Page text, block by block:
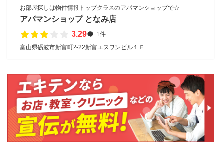
お部屋探しは物件情報トップクラスのアパマンショップで☆
アパマンショップ となみ店
3.29
1件
富山県砺波市新富町2-22新富エスワンビル１Ｆ